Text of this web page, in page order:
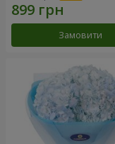
Замовити